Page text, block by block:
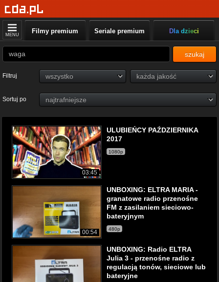
MENU Filmy premium Seriale premium Dla dzieci
szukaj
Filtruj
Sortuj po
03:45
ULUBIEŃCY PAŹDZIERNIKA
2017
1080p
00:54
UNBOXING: ELTRA MARIA -
granatowe radio przenośne
FM z zasilaniem sieciowo-
bateryjnym
480p
UNBOXING: Radio ELTRA
Julia 3 - przenośne radio z
regulacją tonów, sieciowe lub
bateryjne